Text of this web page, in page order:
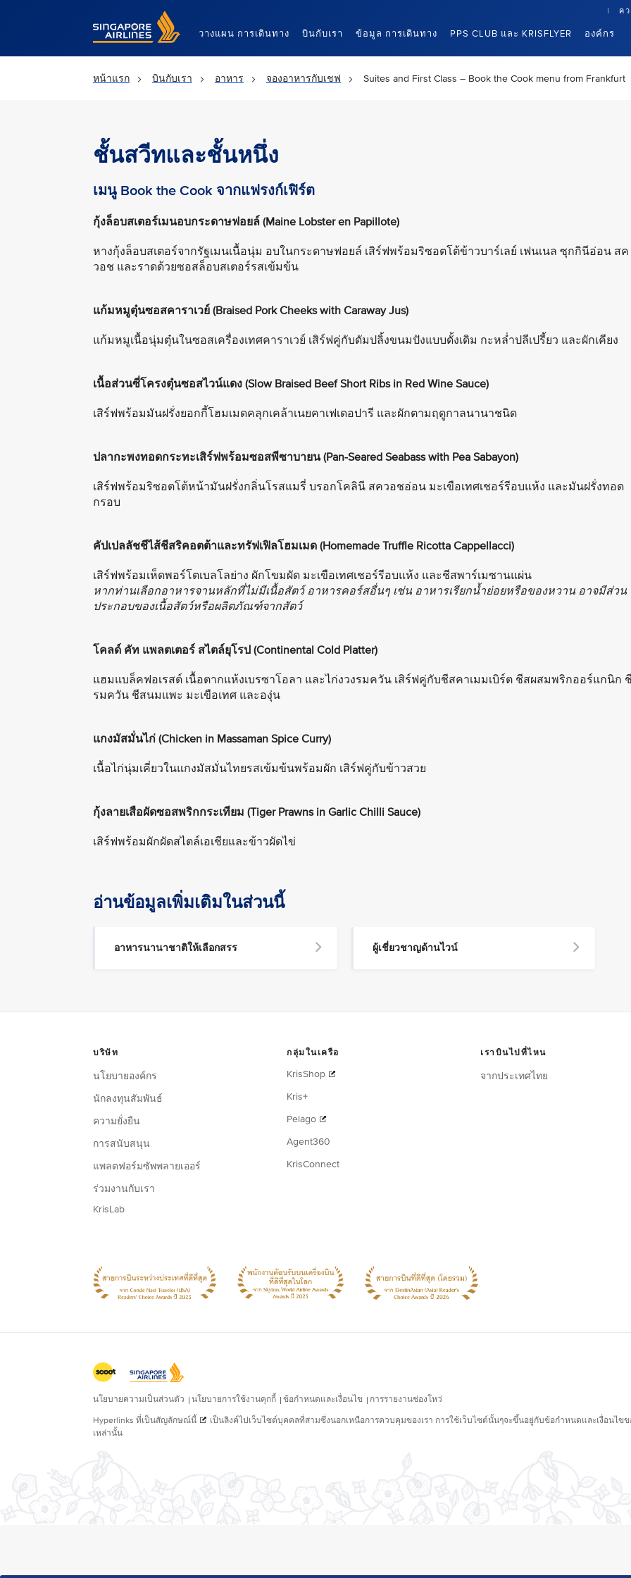
Singapore Airlines Home
วางแผน การเดินทาง บินกับเรา ข้อมูล การเดินทาง PPS CLUB และ KRISFLYER องค์กร
ค
หน้าแรก บินกับเรา อาหาร จองอาหารกับเชฟ Suites and First Class – Book the Cook menu from Frankfurt
ชั้นสวีทและชั้นหนึ่ง
เมนู Book the Cook จากแฟรงก์เฟิร์ต
กุ้งล็อบสเตอร์เมนอบกระดาษฟอยล์ (Maine Lobster en Papillote)
หางกุ้งล็อบสเตอร์จากรัฐเมนเนื้อนุ่ม อบในกระดาษฟอยล์ เสิร์ฟพร้อมริซอตโต้ข้าวบาร์เลย์ เฟนเนล ซุกกินีอ่อน สค
วอช และราดด้วยซอสล็อบสเตอร์รสเข้มข้น
แก้มหมูตุ๋นซอสคาราเวย์ (Braised Pork Cheeks with Caraway Jus)
แก้มหมูเนื้อนุ่มตุ๋นในซอสเครื่องเทศคาราเวย์ เสิร์ฟคู่กับดัมปลิ้งขนมปังแบบดั้งเดิม กะหล่ำปลีเปรี้ยว และผักเคียง
เนื้อส่วนซี่โครงตุ๋นซอสไวน์แดง (Slow Braised Beef Short Ribs in Red Wine Sauce)
เสิร์ฟพร้อมมันฝรั่งยอกกี้โฮมเมดคลุกเคล้าเนยคาเฟเดอปารี และผักตามฤดูกาลนานาชนิด
ปลากะพงทอดกระทะเสิร์ฟพร้อมซอสพีซาบายน (Pan-Seared Seabass with Pea Sabayon)
เสิร์ฟพร้อมริซอตโต้หน้ามันฝรั่งกลิ่นโรสแมรี่ บรอกโคลินี สควอชอ่อน มะเขือเทศเชอร์รีอบแห้ง และมันฝรั่งทอด
กรอบ
คัปเปลลัชชีไส้ชีสริคอตต้าและทรัฟเฟิลโฮมเมด (Homemade Truffle Ricotta Cappellacci)
เสิร์ฟพร้อมเห็ดพอร์โตเบลโลย่าง ผักโขมผัด มะเขือเทศเชอร์รีอบแห้ง และชีสพาร์เมซานแผ่น
หากท่านเลือกอาหารจานหลักที่ไม่มีเนื้อสัตว์ อาหารคอร์สอื่นๆ เช่น อาหารเรียกน้ำย่อยหรือของหวาน อาจมีส่วน
ประกอบของเนื้อสัตว์หรือผลิตภัณฑ์จากสัตว์
โคลด์ คัท แพลตเตอร์ สไตล์ยุโรป (Continental Cold Platter)
แฮมแบล็คฟอเรสต์ เนื้อตากแห้งเบรซาโอลา และไก่งวงรมควัน เสิร์ฟคู่กับชีสคาเมมเบิร์ต ชีสผสมพริกออร์แกนิก
รมควัน ชีสนมแพะ มะเขือเทศ และองุ่น
แกงมัสมั่นไก่ (Chicken in Massaman Spice Curry)
เนื้อไก่นุ่มเคี่ยวในแกงมัสมั่นไทยรสเข้มข้นพร้อมผัก เสิร์ฟคู่กับข้าวสวย
กุ้งลายเสือผัดซอสพริกกระเทียม (Tiger Prawns in Garlic Chilli Sauce)
เสิร์ฟพร้อมผักผัดสไตล์เอเชียและข้าวผัดไข่
อ่านข้อมูลเพิ่มเติมในส่วนนี้
อาหารนานาชาติให้เลือกสรร ผู้เชี่ยวชาญด้านไวน์